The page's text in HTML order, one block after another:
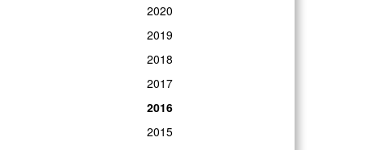
2020
2019
2018
2017
2016
2015